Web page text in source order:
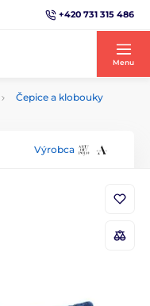
+420 731 315 486
Menu
Čepice a klobouky
Výrobca